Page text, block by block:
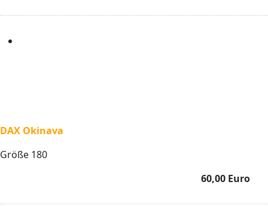
DAX Okinava
Größe 180
60,00 Euro